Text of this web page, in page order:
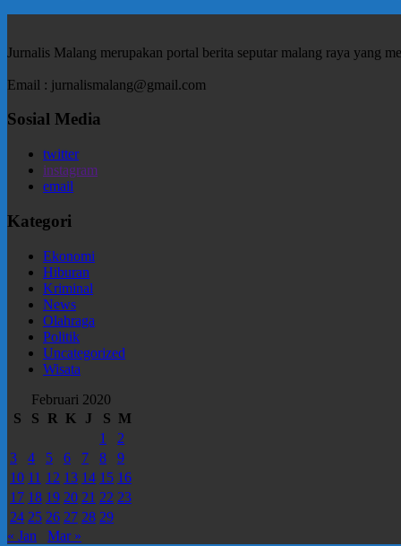
Jurnalis Malang merupakan portal berita seputar malang raya yang
Email : jurnalismalang@gmail.com
Sosial Media
twitter
instagram
email
Kategori
Ekonomi
Hiburan
Kriminal
News
Olahraga
Politik
Uncategorized
Wisata
Februari 2020
S
S R K J S M
1
2
3
4 5 6 7 8
9
10 11 12 13 14 15 16
17 18 19 20 21 22 23
24 25 26 27 28 29
« Jan
Mar »